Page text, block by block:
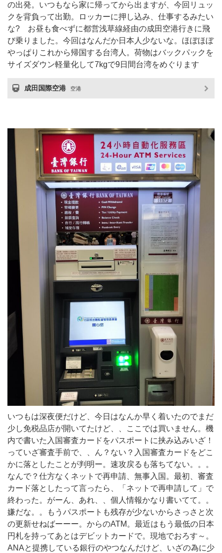
の出発。いつもなら家に帰ってから出ますが、今回リュッ
クを背負って出勤。ロッカーに押し込み、仕事するみたい
な? お昼も食べずに都営浅草線経由の成田空港行きに飛
び乗りました。今回はなんだか日本人少ないな。ほぼほぼ
やっぱりこれから帰国する台湾人。荷物はバックパックを
サイズダウン軽量化して7kgで9日間台湾をめぐります
成田国際空港 空港
いつもは深夜便だけど、今日はなんか早く着いたのでまだ
少し免税品店が開いてたけど、、ここでは買いません。機
内で書いた入国審査カードをパスポートに挟み込みいざ！
っていざ審査手前で、、ん？ない？入国審査カードをどこ
かに落としたことが判明ー。速攻戻るも落ちてない。。。
なんで？仕方なくネットで再申請、無事入国。最初、審査
カード落としたって言ったら、「ネットで再申請して」で
終わった。がーん、あれ、、個人情報かなり書いてて。。
嫌だな。。もうパスポートも残存が少ないからさっさと次
の更新せねばーーー。からのATM。最近はもう最低の日本
円札を持ってあとはデビットカードで。現地でおろす～。
ANAと提携している銀行のやつなんだけど、いざの為に少